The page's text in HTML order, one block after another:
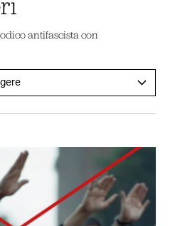
antifascista con